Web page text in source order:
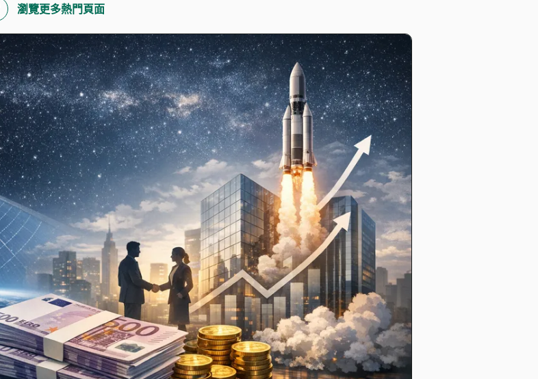
瀏覽更多熱門頁面